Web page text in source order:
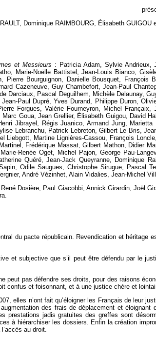
Dominique RAIMBOURG, Élisabeth
et Messieurs : Patricia Adam, Sylvie Andrieux,
Marie-Noëlle Battistel, Jean-Louis Bianco,
Pierre Bourguignon, Danielle Bousquet,
Cazeneuve, Guy Chambefort, Jean-Paul
Darciaux, Pascal Deguilhem, Michèle Delaunay,
Paul Dupré, Yves Durand, Philippe Duron,
Forgues, Valérie Fourneyron, Michel
Goua, Jean Grellier, Élisabeth Guigou, David
Jibrayel, Régis Juanico, Armand Jung,
Lebranchu, Patrick Lebreton, Gilbert Le Bris,
Liebgott, Martine Lignières-Cassou, François
Frédérique Massat, Gilbert Mathon, Didier
Renée Oget, Michel Pajon, George Pau-
Quéré, Jean-Jack Queyranne, Dominique
Odile Saugues, Christophe Sirugue, Pascal
André Vézinhet, Alain Vidalies, Jean-Michel
Dosière, Paul Giacobbi, Annick Girardin, Joël
du pacte républicain. Revendication et
et subjective que s’il peut être défendu par le
peut pas défendre ses droits, pour des raisons
confus et foisonnant, et à une justice chère et
elles n’ont fait qu’éloigner les Français de leur
des frais de déplacement et
prestations jadis gratuites des greffes sont
à hiérarchiser les dossiers. Enfin la création
au droit.